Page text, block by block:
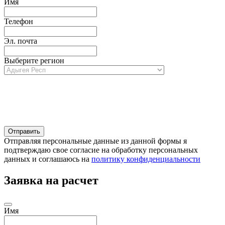
Имя
Телефон
Эл. почта
Выберите регион
Отправляя персональные данные из данной формы я
подтверждаю свое согласие на обработку персональных
данных и соглашаюсь на политику конфиденциальности
Заявка на расчет
Имя